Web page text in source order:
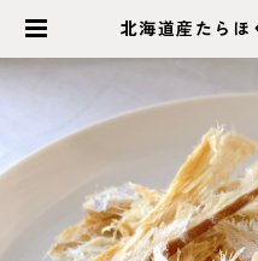
北海道産たら